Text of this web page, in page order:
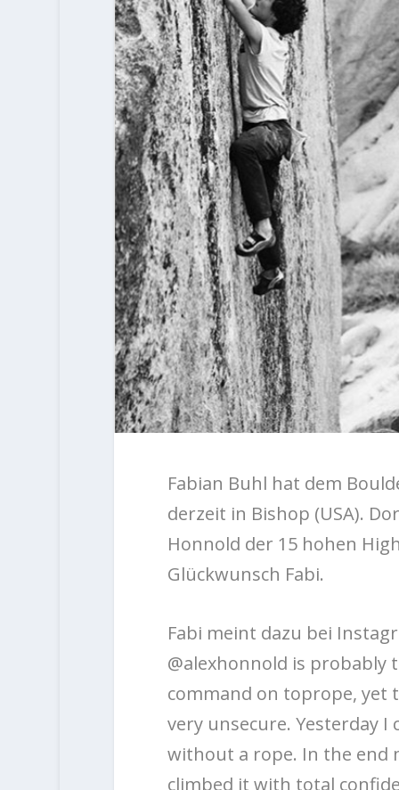
Fabian Buhl hat dem
derzeit in Bishop (USA).
Honnold der 15 hohen
Glückwunsch Fabi.
Fabi meint dazu bei
@alexhonnold is
command on toprope, yet
very unsecure. Yesterday
without a rope. In the end
climbed it with total